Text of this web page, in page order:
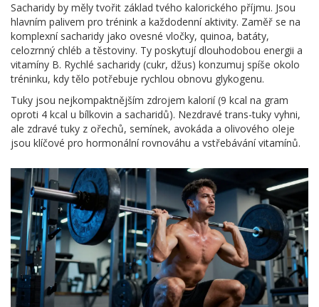
Sacharidy by měly tvořit základ tvého kalorického příjmu. Jsou
hlavním palivem pro trénink a každodenní aktivity. Zaměř se na
komplexní sacharidy jako ovesné vločky, quinoa, batáty,
celozrnný chléb a těstoviny. Ty poskytují dlouhodobou energii a
vitamíny B. Rychlé sacharidy (cukr, džus) konzumuj spíše okolo
tréninku, kdy tělo potřebuje rychlou obnovu glykogenu.
Tuky jsou nejkompaktnějším zdrojem kalorií (9 kcal na gram
oproti 4 kcal u bílkovin a sacharidů). Nezdravé trans-tuky vyhni,
ale zdravé tuky z ořechů, semínek, avokáda a olivového oleje
jsou klíčové pro hormonální rovnováhu a vstřebávání vitamínů.